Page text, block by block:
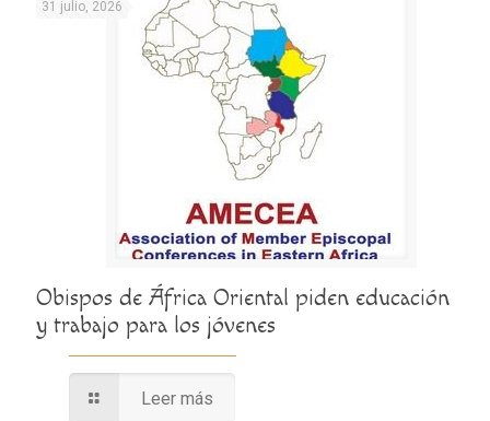
31 julio, 2026
Obispos de África Oriental piden educación
y trabajo para los jóvenes
Leer más